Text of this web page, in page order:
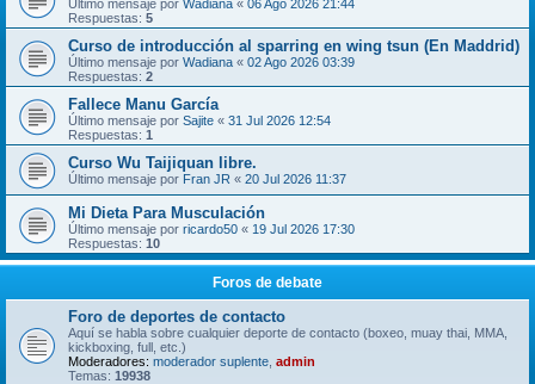
Último mensaje por Wadiana « 06 Ago 2026 21:44
Respuestas: 5
Curso de introducción al sparring en wing tsun (En Maddrid)
Último mensaje por Wadiana « 02 Ago 2026 03:39
Respuestas: 2
Fallece Manu García
Último mensaje por Sajite « 31 Jul 2026 12:54
Respuestas: 1
Curso Wu Taijiquan libre.
Último mensaje por Fran JR « 20 Jul 2026 11:37
Mi Dieta Para Musculación
Último mensaje por ricardo50 « 19 Jul 2026 17:30
Respuestas: 10
Foros de debate
Foro de deportes de contacto
Aquí se habla sobre cualquier deporte de contacto (boxeo, muay thai, MMA,
kickboxing, full, etc.)
Moderadores: moderador suplente admin
Temas: 19938